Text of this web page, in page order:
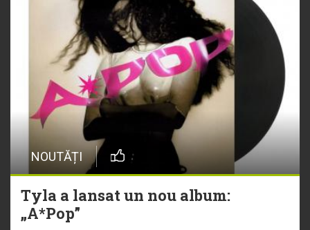
NOUTĂȚI
Tyla a lansat un nou album:
„A*Pop”